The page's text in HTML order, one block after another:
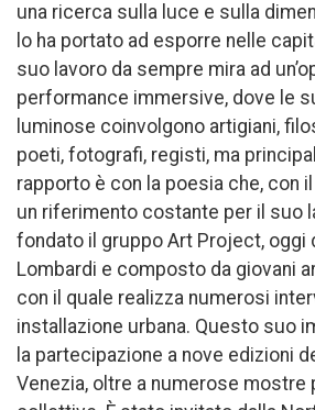
una ricerca sulla luce e sulla
lo ha portato ad esporre nelle
suo lavoro da sempre mira ad
performance immersive, dove le
luminose coinvolgono artigiani,
poeti, fotografi, registi, ma
rapporto è con la poesia che, con
un riferimento costante per il suo
fondato il gruppo Art Project, oggi
Lombardi e composto da giovani
con il quale realizza numerosi
installazione urbana. Questo suo
la partecipazione a nove edizioni
Venezia, oltre a numerose mostre